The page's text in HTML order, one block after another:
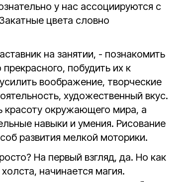
у нас ассоциируются с
цвета словно
на занятии, - познакомить
побудить их к
воображение, творческие
художественный вкус.
красоту окружающего мира, а
навыки и умения. Рисование
развития мелкой моторики.
На первый взгляд, да. Но как
начинается магия.